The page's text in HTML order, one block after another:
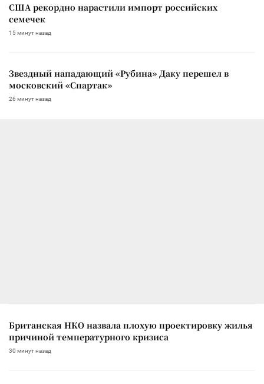
США рекордно нарастили импорт российских
семечек
15 минут назад
Звездный нападающий «Рубина» Даку перешел в
московский «Спартак»
26 минут назад
Британская НКО назвала плохую проектировку жилья
причиной температурного кризиса
30 минут назад